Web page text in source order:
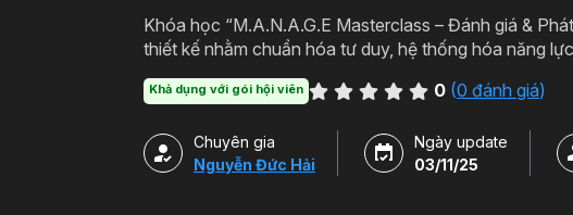
Khóa học “M.A.N.A.G.E Masterclass – Đánh giá &
thiết kế nhằm chuẩn hóa tư duy, hệ thống hóa năng
xây dựng thế hệ quản lý kế thừa vững vàng.
Khả dụng với gói hội viên 0 (0 đánh giá)
Chuyên gia
Nguyễn Đức Hải
Ngày update
03/11/25